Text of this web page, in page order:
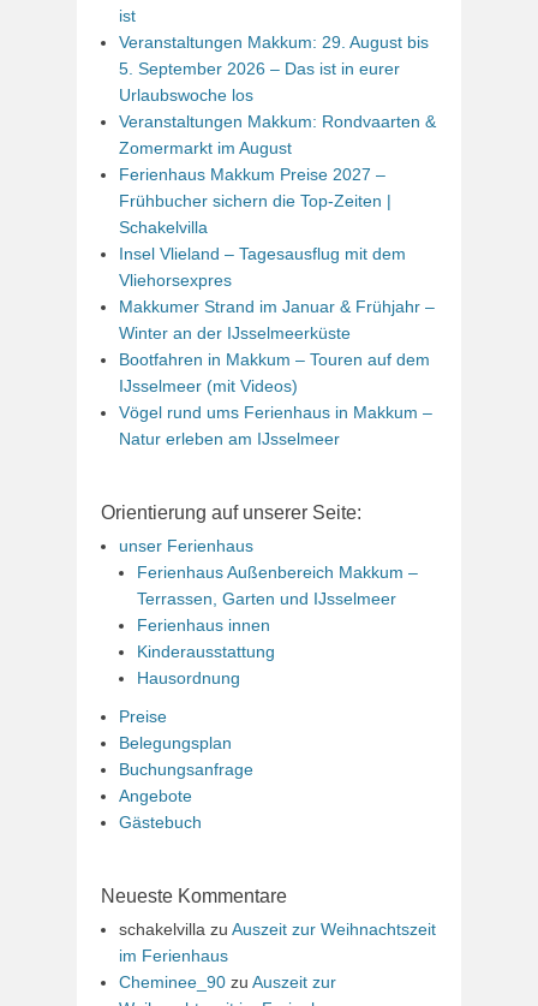
ist
Veranstaltungen Makkum: 29. August bis
5. September 2026 – Das ist in eurer
Urlaubswoche los
Veranstaltungen Makkum: Rondvaarten &
Zomermarkt im August
Ferienhaus Makkum Preise 2027 –
Frühbucher sichern die Top-Zeiten |
Schakelvilla
Insel Vlieland – Tagesausflug mit dem
Vliehorsexpres
Makkumer Strand im Januar & Frühjahr –
Winter an der IJsselmeerküste
Bootfahren in Makkum – Touren auf dem
IJsselmeer (mit Videos)
Vögel rund ums Ferienhaus in Makkum –
Natur erleben am IJsselmeer
Orientierung auf unserer Seite:
unser Ferienhaus
Ferienhaus Außenbereich Makkum –
Terrassen, Garten und IJsselmeer
Ferienhaus innen
Kinderausstattung
Hausordnung
Preise
Belegungsplan
Buchungsanfrage
Angebote
Gästebuch
Neueste Kommentare
schakelvilla zu Auszeit zur Weihnachtszeit
im Ferienhaus
Cheminee_90 zu Auszeit zur